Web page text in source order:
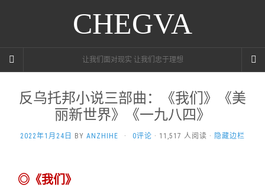
CHEGVA
让我们面对现实 让我们忠于理想
反乌托邦小说三部曲：《我们》《美
丽新世界》《一九八四》
2022年1月24日 BY ANZHIHE · 0评论 · 11,517 人阅读 · 隐藏边栏
◎《我们》